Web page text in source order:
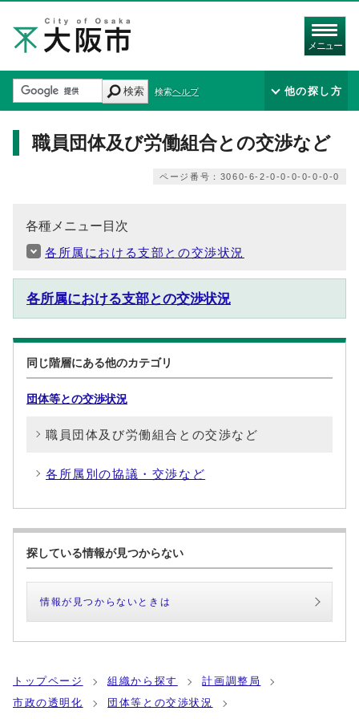
メニュー
検索 検索ヘルプ 他の探し方
職員団体及び労働組合との交渉など
ページ番号：3060-6-2-0-0-0-0-0-0-0
各種メニュー目次
各所属における支部との交渉状況
各所属における支部との交渉状況
同じ階層にある他のカテゴリ
団体等との交渉状況
職員団体及び労働組合との交渉など
各所属別の協議・交渉など
探している情報が見つからない
情報が見つからないときは
トップページ 組織から探す
計画調整局
市政の透明化
団体等との交渉状況